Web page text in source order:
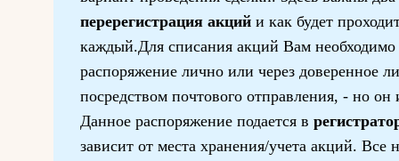
перерегистрация акций и как будет
каждый.Для списания акций Вам необходимо
распоряжение лично или через доверенное
посредством почтового отправления, - но он
Данное распоряжение подается в
зависит от места хранения/учета акций. Все